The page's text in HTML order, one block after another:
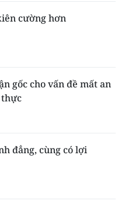
cường hơn
gốc cho vấn đề mất an
đẳng, cùng có lợi